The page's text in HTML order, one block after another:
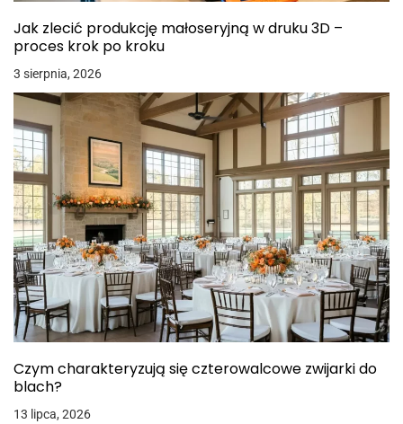
Jak zlecić produkcję małoseryjną w druku 3D –
proces krok po kroku
3 sierpnia, 2026
Czym charakteryzują się czterowalcowe zwijarki do
blach?
13 lipca, 2026